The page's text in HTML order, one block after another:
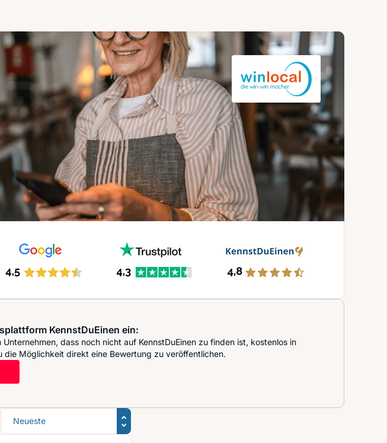
KennstDuEinen ein:
dass noch nicht auf KennstDuEinen zu finden ist, kostenlos in
die Möglichkeit direkt eine Bewertung zu veröffentlichen.
Sortierung